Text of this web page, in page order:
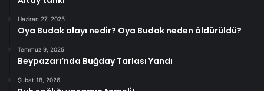
Haziran 27, 2025
Oya Budak olayı nedir? Oya Budak neden öldürüldü?
Temmuz 9, 2025
Beypazarı’nda Buğday Tarlası Yandı
Şubat 18, 2026